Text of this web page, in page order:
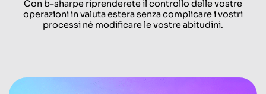
Con b-sharpe riprenderete il controllo delle vostre
operazioni in valuta estera senza complicare i vostri
processi né modificare le vostre abitudini.